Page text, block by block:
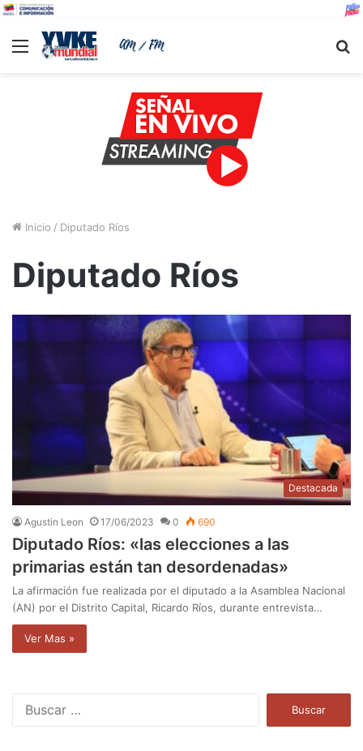
Menu
Inicio / Diputado Ríos
Diputado Ríos
Destacada
Agustin Leon 17/06/2023 0 690
Diputado Ríos: «las elecciones a las
primarias están tan desordenadas»
La afirmación fue realizada por el diputado a la Asamblea Nacional
(AN) por el Distrito Capital, Ricardo Ríos, durante entrevista…
Ver Mas »